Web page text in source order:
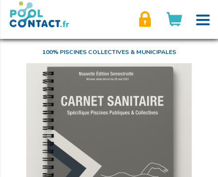
100% PISCINES COLLECTIVES & MUNICIPALES